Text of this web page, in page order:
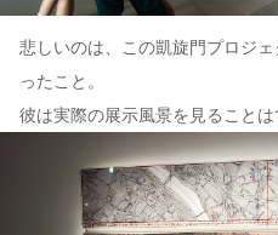
悲しいのは、この凱旋門プロジ
ったこと。
彼は実際の展示風景を見ることは